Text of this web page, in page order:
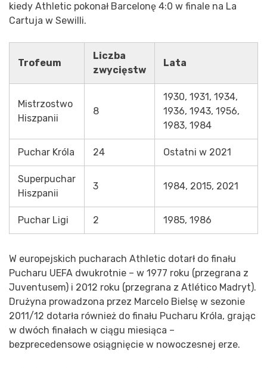
kiedy Athletic pokonał Barcelonę 4:0 w finale na La
Cartuja w Sewilli.
Trofeum
Liczba
zwycięstw
Lata
Mistrzostwo
Hiszpanii
8
1930, 1931, 1934,
1936, 1943, 1956,
1983, 1984
Puchar Króla 24 Ostatni w 2021
Superpuchar
Hiszpanii
3 1984, 2015, 2021
Puchar Ligi 2 1985, 1986
W europejskich pucharach Athletic dotarł do finału
Pucharu UEFA dwukrotnie – w 1977 roku (przegrana z
Juventusem) i 2012 roku (przegrana z Atlético Madryt).
Drużyna prowadzona przez Marcelo Bielsę w sezonie
2011/12 dotarła również do finału Pucharu Króla, grając
w dwóch finałach w ciągu miesiąca –
bezprecedensowe osiągnięcie w nowoczesnej erze.